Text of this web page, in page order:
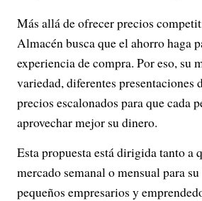
Más allá de ofrecer precios
Almacén busca que el ahorro haga
experiencia de compra. Por eso, su
variedad, diferentes presentaciones
precios escalonados para que cada
aprovechar mejor su dinero.
Esta propuesta está dirigida tanto a
mercado semanal o mensual para
pequeños empresarios y